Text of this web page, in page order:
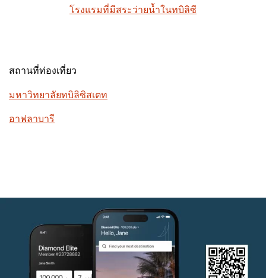
โรงแรมที่มีสระว่ายน้ำในทบิลิซี
สถานที่ท่องเที่ยว
มหาวิทยาลัยทบิลิซิสเตท
อาฟลาบารี